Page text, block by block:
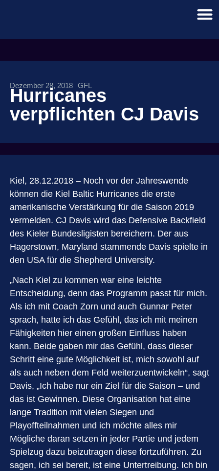
Dezember 28, 2018 GFL
Hurricanes
verpflichten CJ Davis
Kiel, 28.12.2018 – Noch vor der Jahreswende
können die Kiel Baltic Hurricanes die erste
amerikanische Verstärkung für die Saison 2019
vermelden. CJ Davis wird das Defensive Backfield
des Kieler Bundesligisten bereichern. Der aus
Hagerstown, Maryland stammende Davis spielte in
den USA für die Shepherd University.
„Nach Kiel zu kommen war eine leichte
Entscheidung, denn das Programm passt für mich.
Als ich mit Coach Zorn und auch Gunnar Peter
sprach, hatte ich das Gefühl, das ich mit meinen
Fähigkeiten hier einen großen Einfluss haben
kann. Beide gaben mir das Gefühl, dass dieser
Schritt eine gute Möglichkeit ist, mich sowohl auf
als auch neben dem Feld weiterzuentwickeln“, sagt
Davis, „Ich habe nur ein Ziel für die Saison – und
das ist Gewinnen. Diese Organisation hat eine
lange Tradition mit vielen Siegen und
Playoffteilnahmen und ich möchte alles mir
Mögliche daran setzen in jeder Partie und jedem
Spielzug dazu beizutragen diese fortzuführen. Zu
sagen, ich sei bereit, ist eine Untertreibung. Ich bin